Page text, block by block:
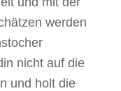
werden
nicht auf die
und holt die